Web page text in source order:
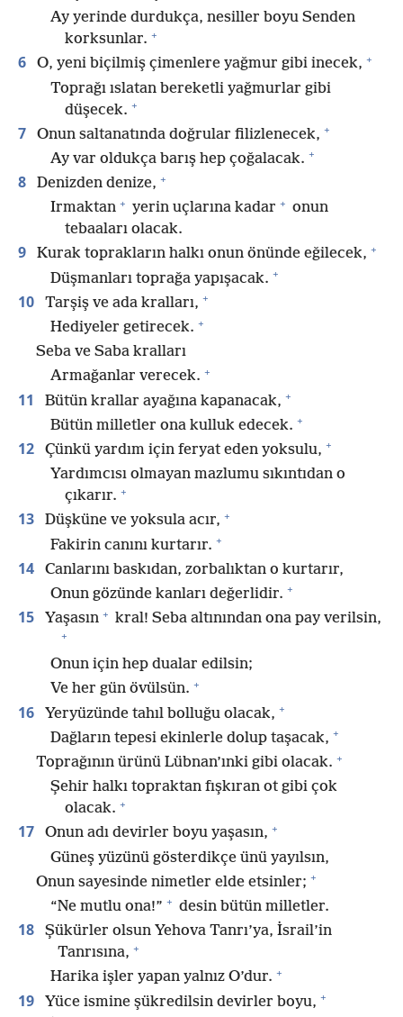
Ay yerinde durdukça, nesiller boyu Senden
korksunlar. +
6 O, yeni biçilmiş çimenlere yağmur gibi inecek, +
Toprağı ıslatan bereketli yağmurlar gibi
düşecek. +
7 Onun saltanatında doğrular filizlenecek, +
Ay var oldukça barış hep çoğalacak. +
8 Denizden denize, +
Irmaktan + yerin uçlarına kadar + onun
tebaaları olacak.
9 Kurak toprakların halkı onun önünde eğilecek, +
Düşmanları toprağa yapışacak. +
10 Tarşiş ve ada kralları, +
Hediyeler getirecek. +
Seba ve Saba kralları
Armağanlar verecek. +
11 Bütün krallar ayağına kapanacak, +
Bütün milletler ona kulluk edecek. +
12 Çünkü yardım için feryat eden yoksulu, +
Yardımcısı olmayan mazlumu sıkıntıdan o
çıkarır. +
13 Düşküne ve yoksula acır, +
Fakirin canını kurtarır. +
14
Canlarını baskıdan, zorbalıktan o kurtarır,
Onun gözünde kanları değerlidir. +
15 Yaşasın + kral! Seba altınından ona pay verilsin,
+
Onun için hep dualar edilsin;
Ve her gün övülsün. +
16 Yeryüzünde tahıl bolluğu olacak, +
Dağların tepesi ekinlerle dolup taşacak, +
Toprağının ürünü Lübnan’ınki gibi olacak. +
Şehir halkı topraktan fışkıran ot gibi çok
olacak. +
17 Onun adı devirler boyu yaşasın, +
Güneş yüzünü gösterdikçe ünü yayılsın,
Onun sayesinde nimetler elde etsinler; +
“Ne mutlu ona!” + desin bütün milletler.
18
Şükürler olsun Yehova Tanrı’ya, İsrail’in
Tanrısına, +
Harika işler yapan yalnız O’dur. +
19 Yüce ismine şükredilsin devirler boyu, +